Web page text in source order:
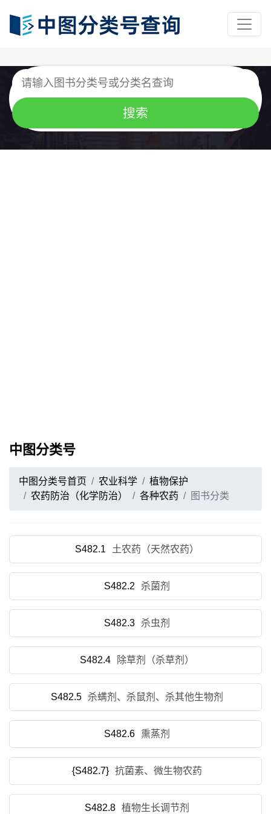
中图分类号
中图分类号首页 农业科学
植物保护
农药防治（化学防治）
各种农药 图书分类
S482.1 土农药（天然农药）
S482.2 杀菌剂
S482.3 杀虫剂
S482.4 除草剂（杀草剂）
S482.5 杀螨剂、杀鼠剂、杀其他生物剂
S482.6 熏蒸剂
{S482.7} 抗菌素、微生物农药
S482.8 植物生长调节剂